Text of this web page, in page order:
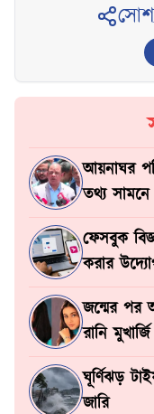
আয়নাঘর
তথ্য
ফেসবুক
করার
জন্মের পর
রানি মুখার্জি
ঘূর্ণিঝড়
জারি